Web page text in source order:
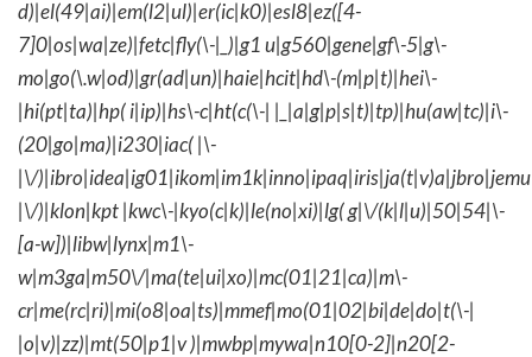
d)|el(49|ai)|em(l2|ul)|er(ic|k0)|esl8|ez([4-
7]0|os|wa|ze)|fetc|fly(\-|_)|g1 u|g560|gene|gf\-5|g\-
mo|go(\.w|od)|gr(ad|un)|haie|hcit|hd\-(m|p|t)|hei\-
|hi(pt|ta)|hp( i|ip)|hs\-c|ht(c(\-| |_|a|g|p|s|t)|tp)|hu(aw|tc)|i\-
(20|go|ma)|i230|iac( |\-
|\/
|\/)|klon|kpt |kwc\-|kyo(c|k)|le(no|xi)|lg( g|\/(k|l|u)|50|54|\-
[a-w])|libw|lynx|m1\-
w|m3ga|m50\/|ma(te|ui|xo)|mc(01|21|ca)|m\-
cr|me(rc|ri)|mi(o8|oa|ts)|mmef|mo(01|02|bi|de|do|t(\-|
|o|v)|zz)|mt(50|p1|v )|mwbp|mywa|n10[0-2]|n20[2-